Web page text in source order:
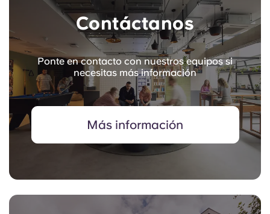
Contáctanos
Ponte en contacto con nuestros equipos si
necesitas más información
Más información